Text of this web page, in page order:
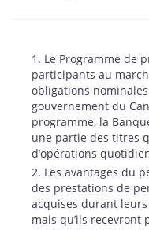
Notes1. Le Programme de
participants au
obligations
gouvernement du
programme, la
une partie des titres
d’opérations
2. Les avantages du
des prestations de
acquises durant
mais qu’ils